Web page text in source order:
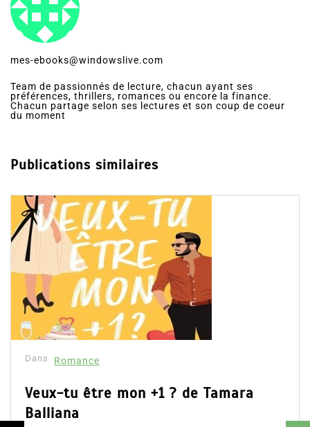
mes-ebooks@windowslive.com
Team de passionnés de lecture, chacun ayant ses
préférences, thrillers, romances ou encore la finance.
Chacun partage selon ses lectures et son coup de coeur
du moment
Publications similaires
Dans Romance